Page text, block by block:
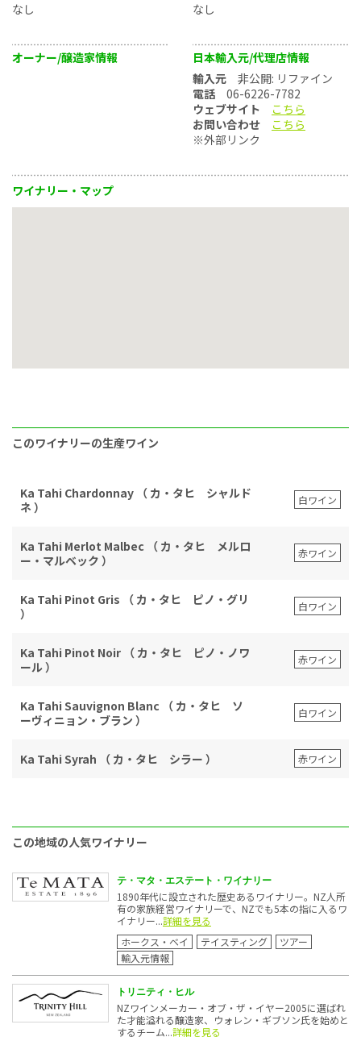
なし
なし
オーナー/醸造家情報
日本輸入元/代理店情報
輸入元 非公開: リファイン
電話 06-6226-7782
ウェブサイト
こちら
お問い合わせ
こちら
※外部リンク
ワイナリー・マップ
このワイナリーの生産ワイン
Ka Tahi Chardonnay （ カ・タヒ シャルド
ネ ）
白ワイン
Ka Tahi Merlot Malbec （ カ・タヒ メルロ
ー・マルベック ）
赤ワイン
Ka Tahi Pinot Gris （ カ・タヒ ピノ・グリ
）
白ワイン
Ka Tahi Pinot Noir （ カ・タヒ ピノ・ノワ
ール ）
赤ワイン
Ka Tahi Sauvignon Blanc （ カ・タヒ ソ
ーヴィニョン・ブラン ）
白ワイン
Ka Tahi Syrah （ カ・タヒ シラー ） 赤ワイン
この地域の人気ワイナリー
テ・マタ・エステート・ワイナリー
1890年代に設立された歴史あるワイナリー。NZ人所
有の家族経営ワイナリーで、NZでも5本の指に入るワ
イナリー...詳細を見る
ホークス・ベイ
テイスティング
ツアー
輸入元情報
トリニティ・ヒル
NZワインメーカー・オブ・ザ・イヤー2005に選ばれ
た才能溢れる醸造家、ウォレン・ギブソン氏を始めと
するチーム...詳細を見る